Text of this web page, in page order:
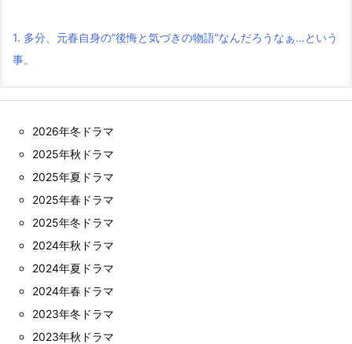
1. 多分、元春自身の”後悔と気づきの物語”なんだろうなぁ…という
事。
2026年冬ドラマ
2025年秋ドラマ
2025年夏ドラマ
2025年春ドラマ
2025年冬ドラマ
2024年秋ドラマ
2024年夏ドラマ
2024年春ドラマ
2023年冬ドラマ
2023年秋ドラマ